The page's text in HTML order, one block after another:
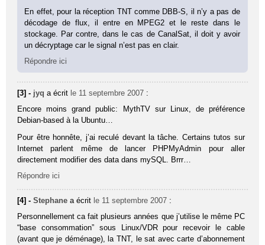
En effet, pour la réception TNT comme DBB-S, il n’y a pas de
décodage de flux, il entre en MPEG2 et le reste dans le
stockage. Par contre, dans le cas de CanalSat, il doit y avoir
un décryptage car le signal n’est pas en clair.
Répondre ici
[3] - jyq a écrit le 11 septembre 2007 :
Encore moins grand public: MythTV sur Linux, de préférence
Debian-based à la Ubuntu…
Pour être honnête, j’ai reculé devant la tâche. Certains tutos sur
Internet parlent même de lancer PHPMyAdmin pour aller
directement modifier des data dans mySQL. Brrr…
Répondre ici
[4] -Stephane a écrit le 11 septembre 2007 :
Personnellement ca fait plusieurs années que j’utilise le même PC
“base consommation” sous Linux/VDR pour recevoir le cable
(avant que je déménage), la TNT, le sat avec carte d’abonnement